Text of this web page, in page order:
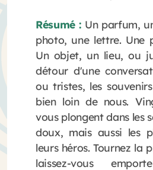
Résumé : Un parfum,
photo, une lettre. Une
Un objet, un lieu, ou
détour d'une
ou tristes, les
bien loin de nous.
vous plongent dans les
doux, mais aussi les
leurs héros. Tournez la
laissez-vous